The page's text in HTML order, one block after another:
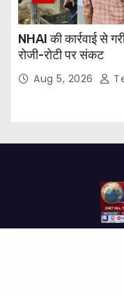
NHAI की कार्रवाई से
रोजी-रोटी पर संकट
Aug 5, 2026